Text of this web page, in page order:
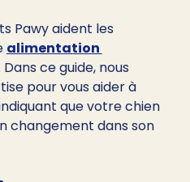
Pawy aident les
alimentation
Dans ce guide, nous
pour vous aider à
que votre chien
changement dans son